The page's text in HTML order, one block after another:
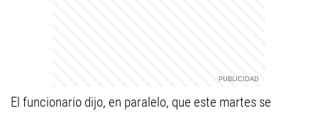
El funcionario dijo, en paralelo, que este martes se